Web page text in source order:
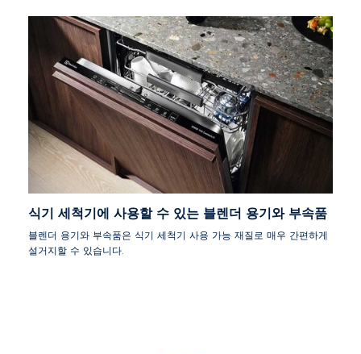
식기 세척기에 사용할 수 있는 블렌더 용기와 부속품
블렌더 용기와 부속품은 식기 세척기 사용 가능 재질로 매우 간편하게
설거지할 수 있습니다.